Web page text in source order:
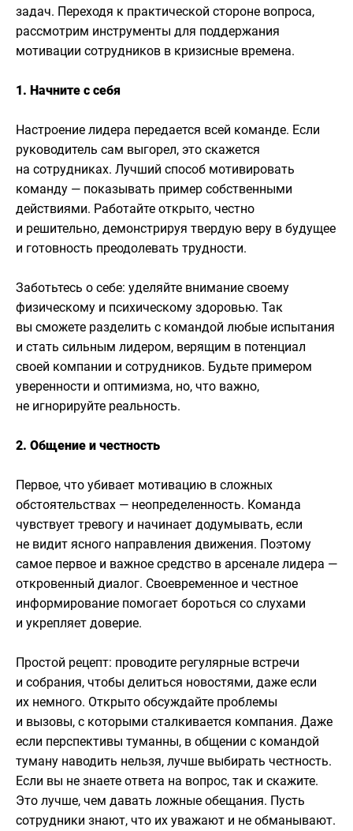
задач. Переходя к практической стороне вопроса,
рассмотрим инструменты для поддержания
мотивации сотрудников в кризисные времена.
1. Начните с себя
Настроение лидера передается всей команде. Если
руководитель сам выгорел, это скажется
на сотрудниках. Лучший способ мотивировать
команду — показывать пример собственными
действиями. Работайте открыто, честно
и решительно, демонстрируя твердую веру в будущее
и готовность преодолевать трудности.
Заботьтесь о себе: уделяйте внимание своему
физическому и психическому здоровью. Так
вы сможете разделить с командой любые испытания
и стать сильным лидером, верящим в потенциал
своей компании и сотрудников. Будьте примером
уверенности и оптимизма, но, что важно,
не игнорируйте реальность.
2. Общение и честность
Первое, что убивает мотивацию в сложных
обстоятельствах — неопределенность. Команда
чувствует тревогу и начинает додумывать, если
не видит ясного направления движения. Поэтому
самое первое и важное средство в арсенале лидера —
откровенный диалог. Своевременное и честное
информирование помогает бороться со слухами
и укрепляет доверие.
Простой рецепт: проводите регулярные встречи
и собрания, чтобы делиться новостями, даже если
их немного. Открыто обсуждайте проблемы
и вызовы, с которыми сталкивается компания. Даже
если перспективы туманны, в общении с командой
туману наводить нельзя, лучше выбирать честность.
Если вы не знаете ответа на вопрос, так и скажите.
Это лучше, чем давать ложные обещания. Пусть
сотрудники знают, что их уважают и не обманывают.